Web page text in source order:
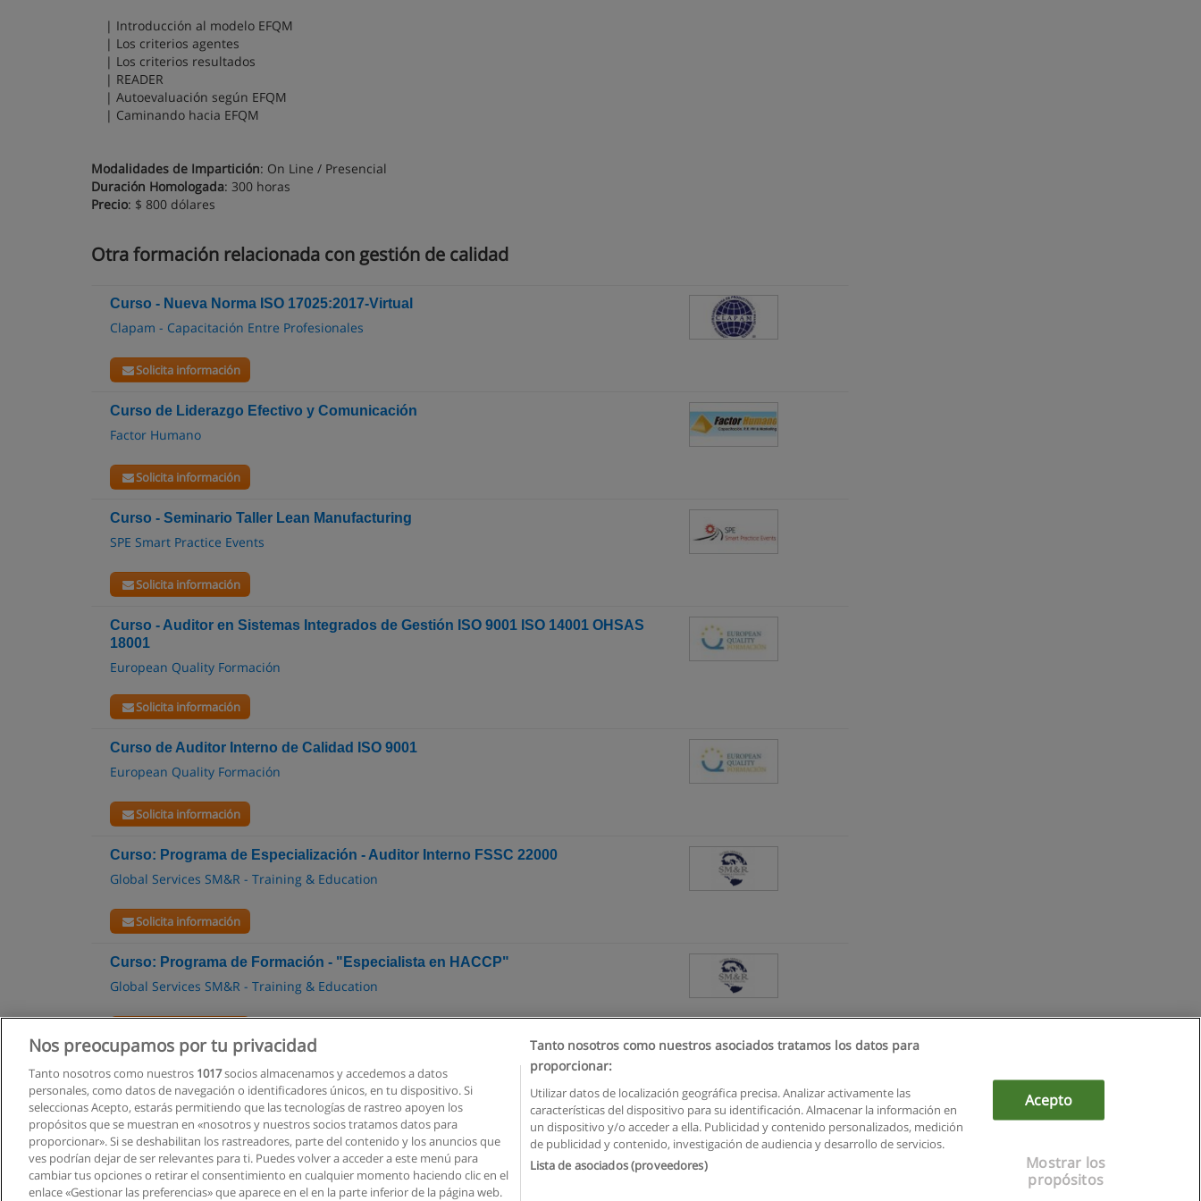
| Introducción al modelo EFQM
| Los criterios agentes
| Los criterios resultados
| READER
| Autoevaluación según EFQM
| Caminando hacia EFQM
Modalidades de Impartición: On Line / Presencial
Duración Homologada: 300 horas
Precio: $ 800 dólares
Otra formación relacionada con gestión de calidad
Curso - Nueva Norma ISO 17025:2017-Virtual
Clapam - Capacitación Entre Profesionales
Solicita información
Curso de Liderazgo Efectivo y Comunicación
Factor Humano
Solicita información
Curso - Seminario Taller Lean Manufacturing
SPE Smart Practice Events
Solicita información
Curso - Auditor en Sistemas Integrados de Gestión ISO 9001 ISO 14001 OHSAS
18001
European Quality Formación
Solicita información
Curso de Auditor Interno de Calidad ISO 9001
European Quality Formación
Solicita información
Curso: Programa de Especialización - Auditor Interno FSSC 22000
Global Services SM&R - Training & Education
Solicita información
Curso: Programa de Formación - "Especialista en HACCP"
Global Services SM&R - Training & Education
Reglas de uso Privacidad de datos Contactar con Educaedu
Copyright © Educaedu Business S.L. - CIF : B-95610580: - www.educaedu.com.ec
Nos preocupamos por tu privacidad
Tanto nosotros como nuestros 1017socios almacenamos y accedemos a datos
personales, como datos de navegación o identificadores únicos, en tu dispositivo. Si
seleccionas Acepto, estarás permitiendo que las tecnologías de rastreo apoyen los
propósitos que se muestran en «nosotros y nuestros socios tratamos datos para
proporcionar». Si se deshabilitan los rastreadores, parte del contenido y los anuncios que
ves podrían dejar de ser relevantes para ti. Puedes volver a acceder a este menú para
cambiar tus opciones o retirar el consentimiento en cualquier momento haciendo clic en el
enlace «Gestionar las preferencias» que aparece en el en la parte inferior de la página web.
Tanto nosotros como nuestros asociados tratamos los datos para
proporcionar:
Utilizar datos de localización geográfica precisa. Analizar activamente las
características del dispositivo para su identificación. Almacenar la información en
un dispositivo y/o acceder a ella. Publicidad y contenido personalizados, medición
de publicidad y contenido, investigación de audiencia y desarrollo de servicios.
Lista de asociados (proveedores)
Acepto
Mostrar los
propósitos